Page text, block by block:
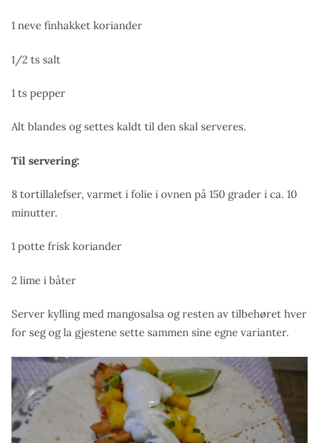
1 neve finhakket koriander
1/2 ts salt
1 ts pepper
Alt blandes og settes kaldt til den skal serveres.
Til servering:
8 tortillalefser, varmet i folie i ovnen på 150 grader i ca. 10
minutter.
1 potte frisk koriander
2 lime i båter
Server kylling med mangosalsa og resten av tilbehøret hver
for seg og la gjestene sette sammen sine egne varianter.